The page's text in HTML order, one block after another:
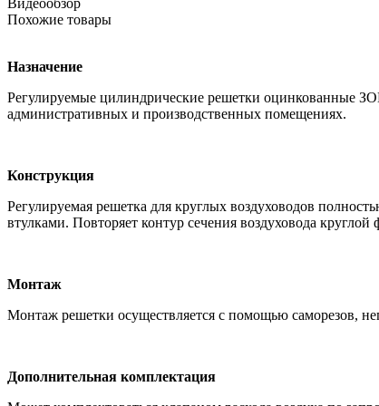
Похожие товары
Назначение
Регулируемые цилиндрические решетки оцинкованные
административных и производственных помещениях.
Конструкция
Регулируемая решетка для круглых воздуховодов
втулками. Повторяет контур сечения воздуховода круглой
Монтаж
Монтаж решетки осуществляется с помощью саморезов,
Дополнительная комплектация